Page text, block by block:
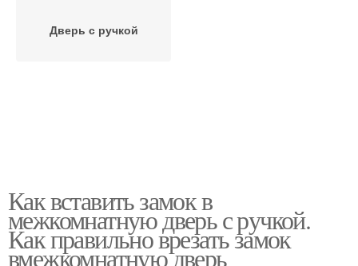
Дверь с ручкой
Как вставить замок в
межкомнатную дверь с ручкой.
Как правильно врезать замок
вмежкомнатную дверь